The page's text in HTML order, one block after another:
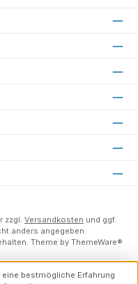
zzgl. Versandkosten und ggf.
anders angegeben.
Theme by ThemeWare®
bestmögliche Erfahrung